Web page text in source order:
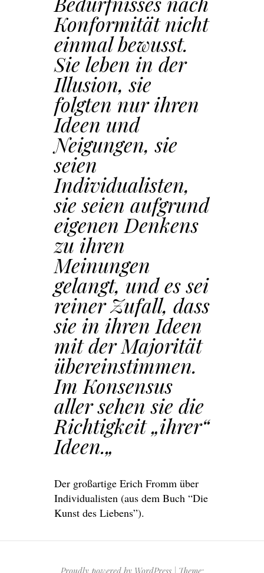
Konformität nicht
einmal bewusst.
Sie leben in der
Illusion, sie
folgten nur ihren
Ideen und
Neigungen, sie
seien
Individualisten,
sie seien aufgrund
eigenen Denkens
zu ihren
Meinungen
gelangt, und es sei
reiner Zufall, dass
sie in ihren Ideen
mit der Majorität
übereinstimmen.
Im Konsensus
aller sehen sie die
Richtigkeit „ihrer“
Ideen.„
Der großartige Erich Fromm über
Individualisten (aus dem Buch “Die
Kunst des Liebens”).